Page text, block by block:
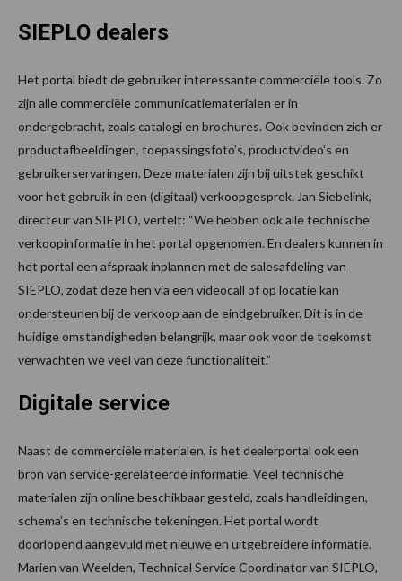
SIEPLO dealers
Het portal biedt de gebruiker interessante commerciële tools. Zo
zijn alle commerciële communicatiematerialen er in
ondergebracht, zoals catalogi en brochures. Ook bevinden zich er
productafbeeldingen, toepassingsfoto’s, productvideo’s en
gebruikerservaringen. Deze materialen zijn bij uitstek geschikt
voor het gebruik in een (digitaal) verkoopgesprek. Jan Siebelink,
directeur van SIEPLO, vertelt: “We hebben ook alle technische
verkoopinformatie in het portal opgenomen. En dealers kunnen in
het portal een afspraak inplannen met de salesafdeling van
SIEPLO, zodat deze hen via een videocall of op locatie kan
ondersteunen bij de verkoop aan de eindgebruiker. Dit is in de
huidige omstandigheden belangrijk, maar ook voor de toekomst
verwachten we veel van deze functionaliteit.”
Digitale service
Naast de commerciële materialen, is het dealerportal ook een
bron van service-gerelateerde informatie. Veel technische
materialen zijn online beschikbaar gesteld, zoals handleidingen,
schema’s en technische tekeningen. Het portal wordt
doorlopend aangevuld met nieuwe en uitgebreidere informatie.
Marien van Weelden, Technical Service Coordinator van SIEPLO,